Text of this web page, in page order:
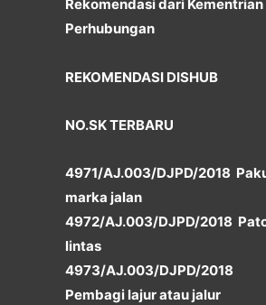
Rekomendasi dari Kementrian
Perhubungan
REKOMENDASI DISHUB
NO.SK TERBARU
4971/AJ.003/DJPD/2018
marka jalan
4972/AJ.003/DJPD/2018
lintas
4973/AJ.003/DJPD/2018
Pembagi lajur atau jalur